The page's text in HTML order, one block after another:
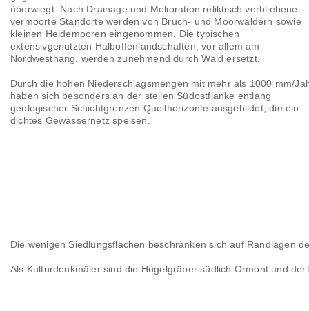
überwiegt. Nach Drainage und Melioration reliktisch verbliebene
vermoorte Standorte werden von Bruch- und Moorwäldern sowie
kleinen Heidemooren eingenommen. Die typischen
extensivgenutzten Halboffenlandschaften, vor allem am
Nordwesthang, werden zunehmend durch Wald ersetzt.
Durch die hohen Niederschlagsmengen mit mehr als 1000 mm/
haben sich besonders an der steilen Südostflanke entlang
geologischer Schichtgrenzen Quellhorizonte ausgebildet, die ein
dichtes Gewässernetz speisen.
Die wenigen Siedlungsflächen beschränken sich auf Randlagen
Als Kulturdenkmäler sind die Hügelgräber südlich Ormont und